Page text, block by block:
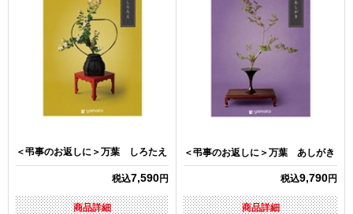
＜弔事のお返しに＞万葉 しろたえ
税込7,590円
商品詳細
＜弔事のお返しに＞万葉 あしがき
税込9,790円
商品詳細